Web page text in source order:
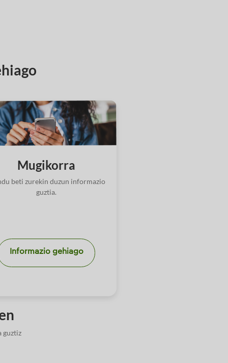
Mugikorra
beti zurekin duzun informazio
guztia.
Informazio gehiago
guztiz